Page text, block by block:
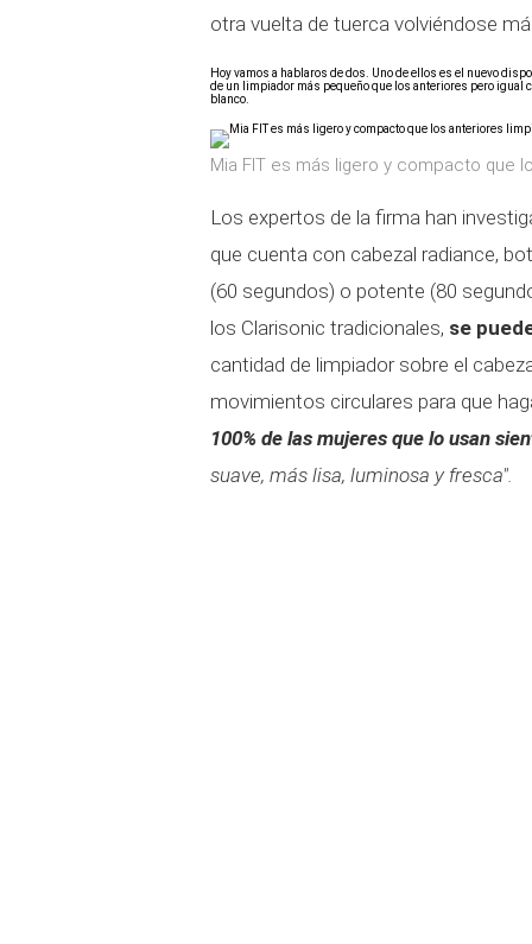
otra vuelta de tuerca volviéndose
Hoy vamos a hablaros de dos. Uno de ellos es el nuevo
de un limpiador más pequeño que los anteriores pero igual
blanco.
Mia FIT es más ligero y compacto que
Los expertos de la firma han
que cuenta con cabezal radiance,
(60 segundos) o potente (80
los Clarisonic tradicionales, se
cantidad de limpiador sobre el
movimientos circulares para que
100% de las mujeres que lo usan
suave, más lisa, luminosa y fresca".